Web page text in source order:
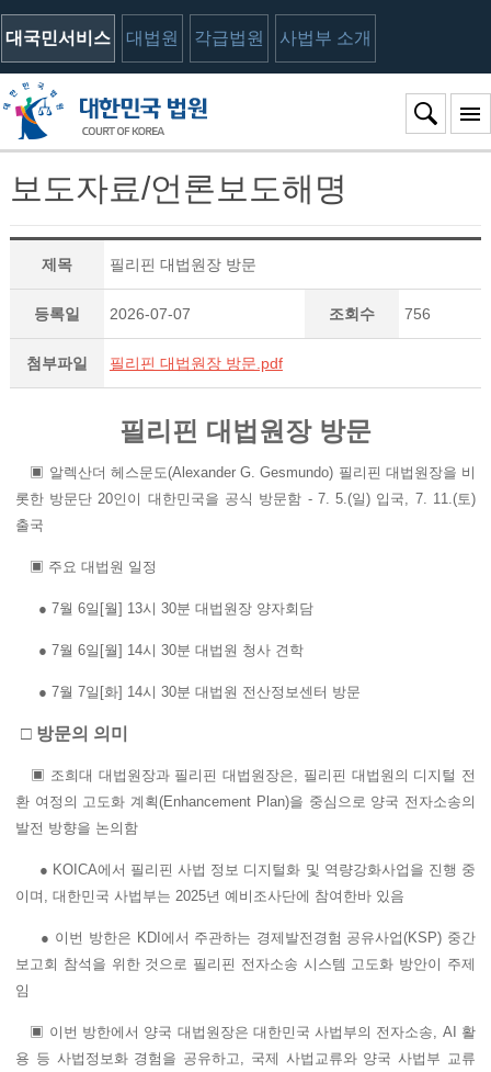
대국민서비스 대법원 각급법원 사법부 소개
보도자료/언론보도해명
제목 필리핀 대법원장 방문
등록일 2026-07-07 조회수 756
첨부파일 필리핀 대법원장 방문.pdf
필리핀 대법원장 방문
▣ 알렉산더 헤스문도(Alexander G. Gesmundo) 필리핀 대법원장을 비
롯한 방문단 20인이 대한민국을 공식 방문함 - 7. 5.(일) 입국, 7. 11.(토)
출국
▣ 주요 대법원 일정
● 7월 6일[월] 13시 30분 대법원장 양자회담
● 7월 6일[월] 14시 30분 대법원 청사 견학
● 7월 7일[화] 14시 30분 대법원 전산정보센터 방문
□ 방문의 의미
▣ 조희대 대법원장과 필리핀 대법원장은, 필리핀 대법원의 디지털 전
환 여정의 고도화 계획(Enhancement Plan)을 중심으로 양국 전자소송의
발전 방향을 논의함
● KOICA에서 필리핀 사법 정보 디지털화 및 역량강화사업을 진행 중
이며, 대한민국 사법부는 2025년 예비조사단에 참여한바 있음
● 이번 방한은 KDI에서 주관하는 경제발전경험 공유사업(KSP) 중간
보고회 참석을 위한 것으로 필리핀 전자소송 시스템 고도화 방안이 주제
임
▣ 이번 방한에서 양국 대법원장은 대한민국 사법부의 전자소송, AI 활
용 등 사법정보화 경험을 공유하고, 국제 사법교류와 양국 사법부 교류